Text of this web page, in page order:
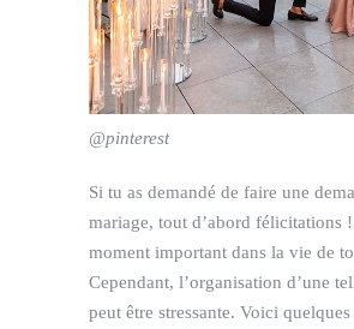
@pinterest
Si tu as demandé de faire une
mariage, tout d’abord félicitations !
moment important dans la vie de
Cependant, l’organisation d’une
peut être stressante. Voici